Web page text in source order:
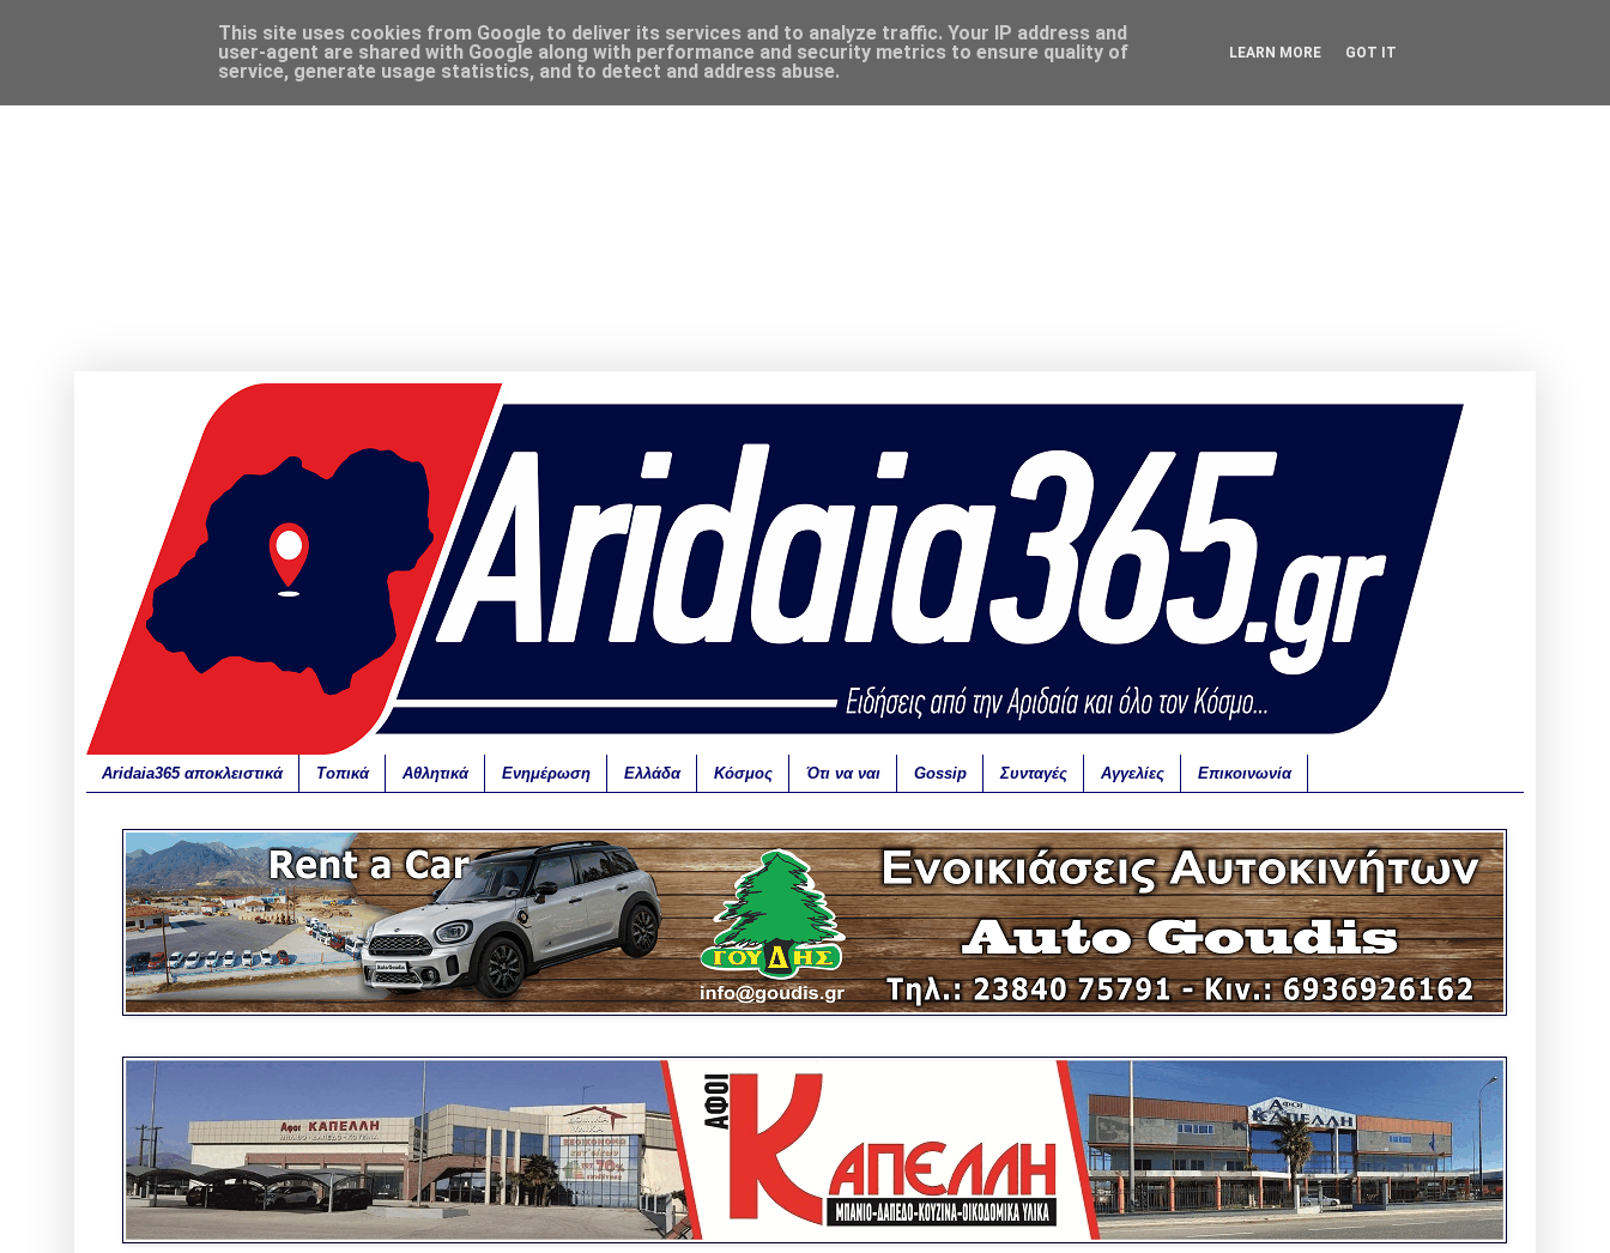
Aridaia365 αποκλειστικά Τοπικά Αθλητικά Ενημέρωση Ελλάδα Κόσμος Ότι να ναι Gossip Συνταγές Αγγελίες Επικοινωνία
This site uses cookies from Google to deliver its services and to analyze traffic. Your IP address and
user-agent are shared with Google along with performance and security metrics to ensure quality of
service, generate usage statistics, and to detect and address abuse.
LEARN MORE GOT IT